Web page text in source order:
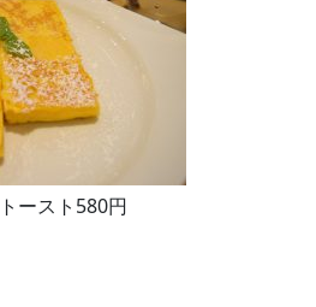
ースト580円